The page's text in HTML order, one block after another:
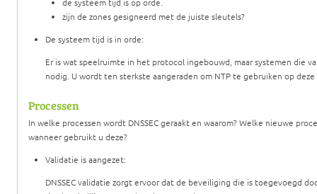
zijn de zones gesigneerd met de juiste sleutels?
De systeem tijd is in orde:
Er is wat speelruimte in het protocol ingebouwd, maar systemen die
nodig. U wordt ten sterkste aangeraden om NTP te gebruiken op deze
Processen
In welke processen wordt DNSSEC geraakt en waarom? Welke nieuwe
wanneer gebruikt u deze?
Validatie is aangezet:
DNSSEC validatie zorgt ervoor dat de beveiliging die is toegevoegd